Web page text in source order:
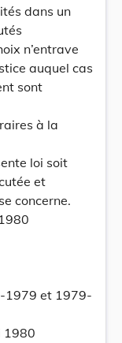
dans un
n’entrave
auquel cas
sont
à la
loi soit
et
concerne.
1979 et 1979-
1980